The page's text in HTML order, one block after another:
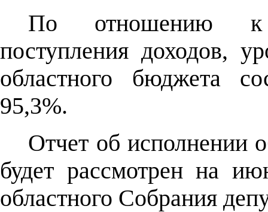
По отношению к
поступления доходов,
областного бюджета
95,3%.
Отчет об исполнении
будет рассмотрен на
областного Собрания